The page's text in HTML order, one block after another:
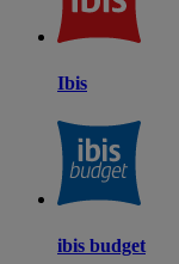
Ibis
ibis budget